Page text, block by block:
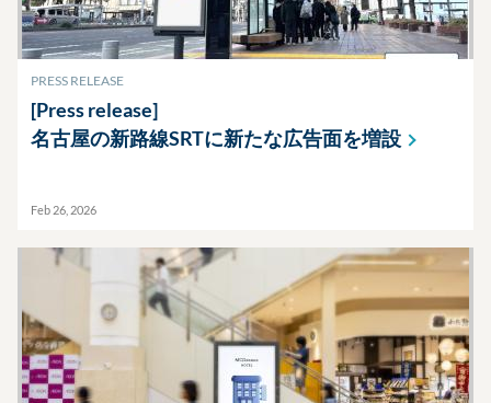
PRESS RELEASE
[Press release]
名古屋の新路線SRTに新たな広告面を増設
Feb 26, 2026